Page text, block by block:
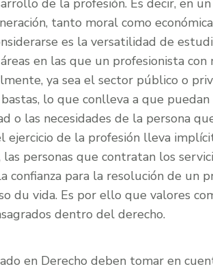
de la profesión. Es decir, en
tanto moral como
es la versatilidad de
en las que un profesionista con
ya sea el sector público o
lo que conlleva a que
o las necesidades de la persona
ejercicio de la profesión lleva
personas que contratan los
confianza para la resolución de un
du vida. Es por ello que valores
dentro del derecho.
en Derecho deben tomar en